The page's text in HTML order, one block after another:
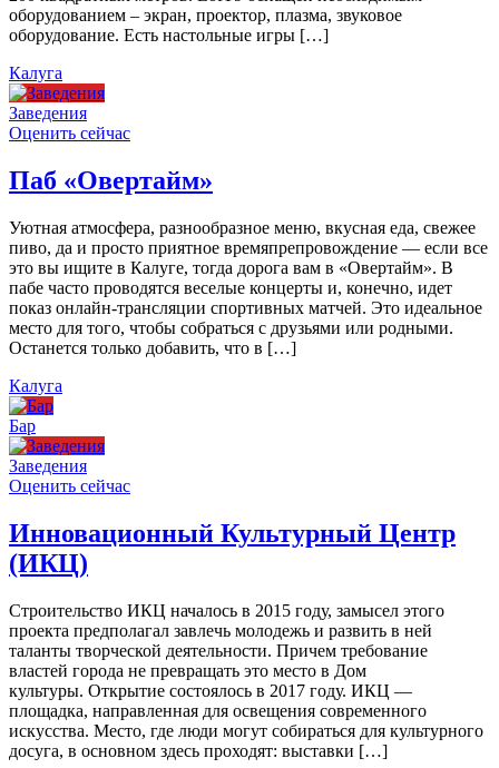
оборудованием – экран, проектор, плазма, звуковое
оборудование. Есть настольные игры […]
Калуга
Заведения
Оценить сейчас
Паб «Овертайм»
Уютная атмосфера, разнообразное меню, вкусная еда, свежее
пиво, да и просто приятное времяпрепровождение — если все
это вы ищите в Калуге, тогда дорога вам в «Овертайм». В
пабе часто проводятся веселые концерты и, конечно, идет
показ онлайн-трансляции спортивных матчей. Это идеальное
место для того, чтобы собраться с друзьями или родными.
Останется только добавить, что в […]
Калуга
Бар
Заведения
Оценить сейчас
Инновационный Культурный Центр
(ИКЦ)
Строительство ИКЦ началось в 2015 году, замысел этого
проекта предполагал завлечь молодежь и развить в ней
таланты творческой деятельности. Причем требование
властей города не превращать это место в Дом
культуры. Открытие состоялось в 2017 году. ИКЦ —
площадка, направленная для освещения современного
искусства. Место, где люди могут собираться для культурного
досуга, в основном здесь проходят: выставки […]